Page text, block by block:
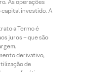
As operações
capital investido. A
a Termo é
juros – que são
derivativo,
de